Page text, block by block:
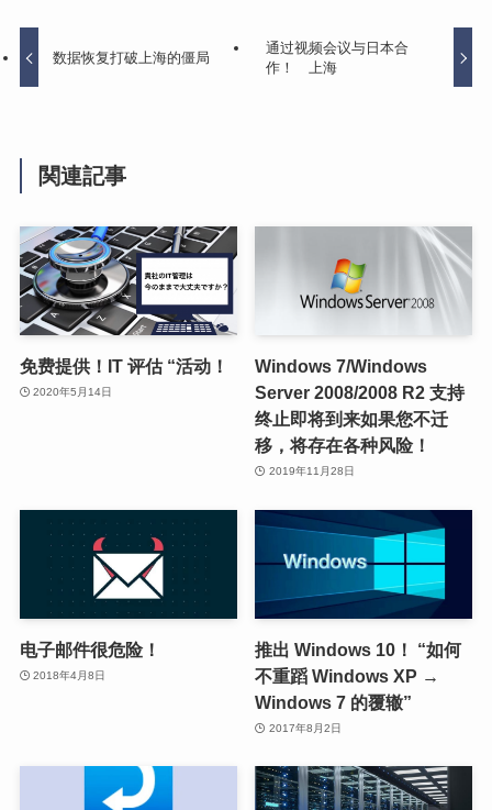
数据恢复打破上海的僵局
通过视频会议与日本合
作！ 上海
関連記事
免费提供！IT 评估 “活动！
2020年5月14日
Windows 7/Windows
Server 2008/2008 R2 支持
终止即将到来如果您不迁
移，将存在各种风险！
2019年11月28日
电子邮件很危险！
2018年4月8日
推出 Windows 10！ “如何
不重蹈 Windows XP →
Windows 7 的覆辙”
2017年8月2日